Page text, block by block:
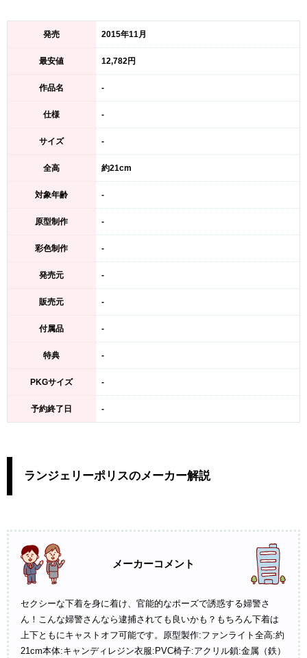
発売 2015年11月
最安値 12,782円
作品名 -
仕様 -
サイズ -
全高 約21cm
対象年齢 -
原型制作 -
彩色制作 -
発売元 -
販売元 -
付属品 -
特典 -
PKGサイズ -
予約終了日 -
ランジェリーポリスのメーカー解説
メーカーコメント
セクシーな下着を身に着け、官能的なポーズで誘惑する婦警さ
ん！こんな婦警さんなら逮捕されても良いかも？もちろん下着は
上下ともにキャストオフ可能です。原型製作:ファンライト全高:約
21cm本体:キャンディレジン衣服:PVC椅子:アクリル鎖:金属（鉄）